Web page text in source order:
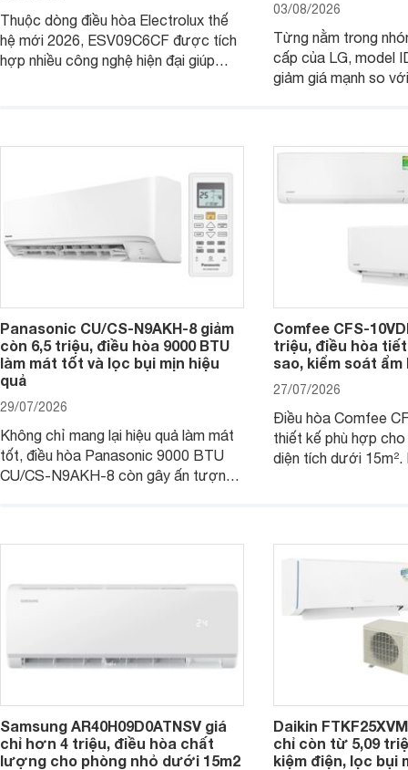
Thuộc dòng điều hòa Electrolux thế
hệ mới 2026, ESV09C6CF được tích
hợp nhiều công nghệ hiện đại giúp
03/08/2026
Từng nằm trong
cấp của LG, model
giảm giá mạnh so
đại.
Panasonic CU/CS-N9AKH-8 giảm
còn 6,5 triệu, điều hòa 9000 BTU
làm mát tốt và lọc bụi mịn hiệu
quả
29/07/2026
Không chỉ mang lại hiệu quả làm mát
tốt, điều hòa Panasonic 9000 BTU
CU/CS-N9AKH-8 còn gây ấn tượng
Comfee CFS-
triệu, điều hòa
sao, kiểm soát ẩm
27/07/2026
Điều hòa Comfee
thiết kế phù hợp
diện tích dưới
mức giá dễ tiếp cận.
Samsung AR40H09D0ATNSV giá
chỉ hơn 4 triệu, điều hòa chất
lượng cho phòng nhỏ dưới 15m2
Daikin
chỉ còn từ 5,09
kiệm điện, lọc bụi